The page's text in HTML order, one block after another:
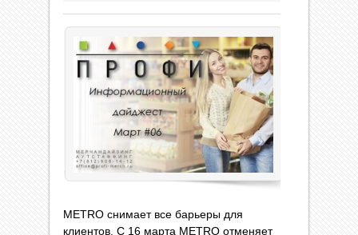
METRO снимает все барьеры для
клиентов. С 16 марта METRO отменяет